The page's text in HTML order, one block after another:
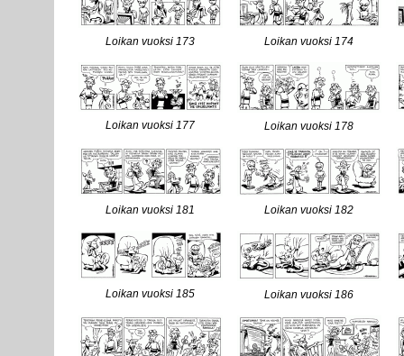
Loikan vuoksi 173 Loikan vuoksi 174
Loikan vuoksi 177 Loikan vuoksi 178
Loikan vuoksi 181 Loikan vuoksi 182
Loikan vuoksi 185 Loikan vuoksi 186